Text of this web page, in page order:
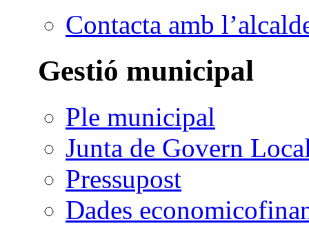
Contacta amb
Gestió municipal
Ple municipal
Junta de Govern
Pressupost
Dades